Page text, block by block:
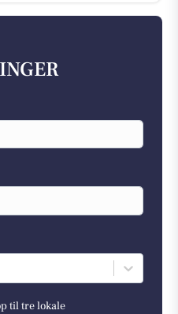
til tre lokale